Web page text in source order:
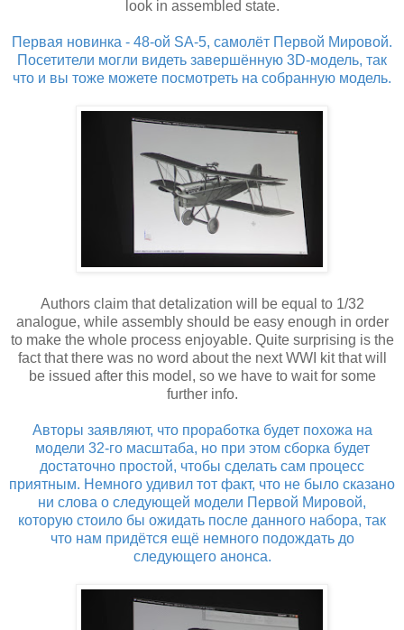
look in assembled state.
Первая новинка - 48-ой SA-5, самолёт Первой Мировой.
Посетители могли видеть завершённую 3D-модель, так
что и вы тоже можете посмотреть на собранную модель.
Authors claim that detalization will be equal to 1/32
analogue, while assembly should be easy enough in order
to make the whole process enjoyable. Quite surprising is the
fact that there was no word about the next WWI kit that will
be issued after this model, so we have to wait for some
further info.
Авторы заявляют, что проработка будет похожа на
модели 32-го масштаба, но при этом сборка будет
достаточно простой, чтобы сделать сам процесс
приятным. Немного удивил тот факт, что не было сказано
ни слова о следующей модели Первой Мировой,
которую стоило бы ожидать после данного набора, так
что нам придётся ещё немного подождать до
следующего анонса.